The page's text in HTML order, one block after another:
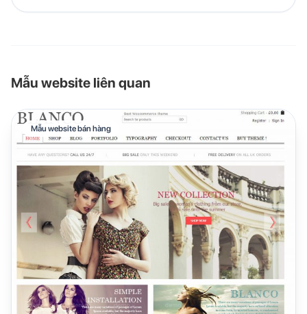
Mẫu website liên quan
Mẫu website bán hàng